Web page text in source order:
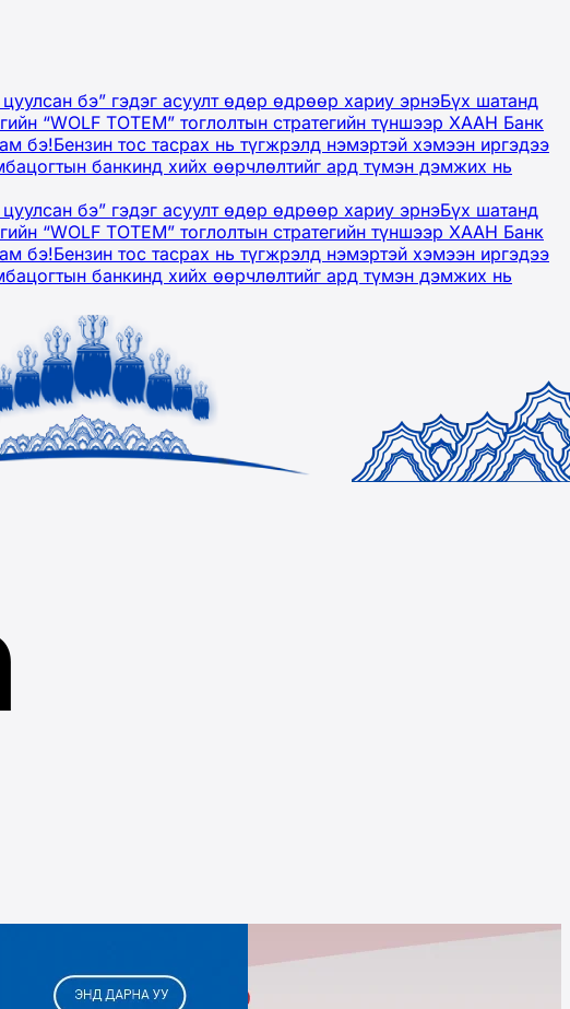
бэ” гэдэг асуулт өдөр өдрөөр хариу эрнэБүх шатанд
“WOLF TOTEM” тоглолтын стратегийн түншээр ХААН Банк
бэ!Бензин тос тасрах нь түгжрэлд нэмэртэй хэмээн иргэдээ
банкинд хийх өөрчлөлтийг ард түмэн дэмжих нь
бэ” гэдэг асуулт өдөр өдрөөр хариу эрнэБүх шатанд
“WOLF TOTEM” тоглолтын стратегийн түншээр ХААН Банк
бэ!Бензин тос тасрах нь түгжрэлд нэмэртэй хэмээн иргэдээ
банкинд хийх өөрчлөлтийг ард түмэн дэмжих нь